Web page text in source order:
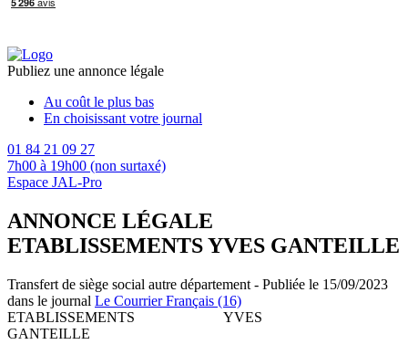
Publiez une annonce légale
Au coût le plus bas
En choisissant votre journal
01 84 21 09 27
7h00 à 19h00 (non surtaxé)
Espace JAL-Pro
ANNONCE LÉGALE
ETABLISSEMENTS YVES GANTEILLE
Transfert de siège social autre département - Publiée le 15/09/2023
dans le journal Le Courrier Français (16)
ETABLISSEMENTS YVES
GANTEILLE